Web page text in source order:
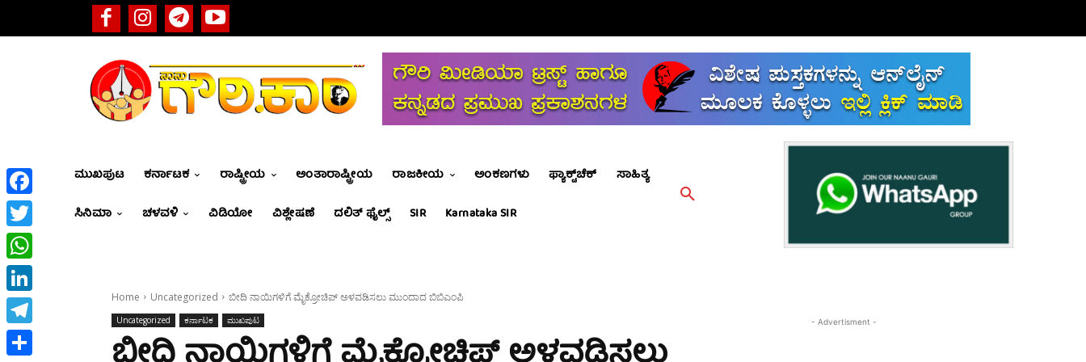
ಮುಖಪುಟ ಕರ್ನಾಟಕ ರಾಷ್ಟ್ರೀಯ ಅಂತಾರಾಷ್ಟ್ರೀಯ ರಾಜಕೀಯ ಅಂಕಣಗಳು ಫ್ಯಾಕ್ಟ್‌ಚೆಕ್
ಸಾಹಿತ್ಯ
ಸಿನಿಮಾ
ಚಳವಳಿ ವಿಡಿಯೋ ವಿಶ್ಲೇಷಣೆ ದಲಿತ್ ಫೈಲ್ಸ್ SIR Karnataka SIR
Home Uncategorized ಬೀದಿ ನಾಯಿಗಳಿಗೆ ಮೈಕ್ರೋಚಿಪ್ ಅಳವಡಿಸಲು ಮುಂದಾದ ಬಿಬಿಎಂಪಿ
Uncategorized ಕರ್ನಾಟಕ ಮುಖಪುಟ - Advertisment -
Facebook
Twitter
WhatsApp
LinkedIn
Telegram